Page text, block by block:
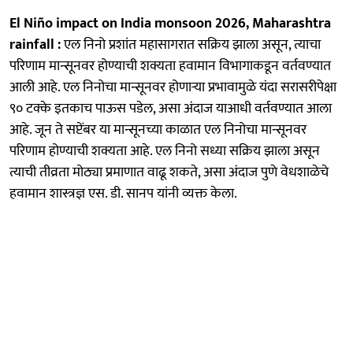
El Niño impact on India monsoon 2026, Maharashtra
rainfall :एल निनो प्रशांत महासागरात सक्रिय झाला असून, त्याचा
परिणाम मान्सूनवर होण्याची शक्यता हवामान विभागाकडून वर्तवण्यात
आली आहे. एल निनोचा मान्सूनवर होणाऱ्या प्रभावामुळे यंदा सरासरीपेक्षा
९० टक्के इतकाच पाऊस पडेल, असा अंदाज याआधी वर्तवण्यात आला
आहे. जून ते सप्टेंबर या मान्सूनच्या काळात एल निनोचा मान्सूनवर
परिणाम होण्याची शक्यता आहे. एल निनो सध्या सक्रिय झाला असून
त्याची तीव्रता मोठ्या प्रमाणात वाढू शकते, असा अंदाज पुणे वेधशाळेचे
हवामान शास्त्रज्ञ एस. डी. सानप यांनी व्यक्त केला.